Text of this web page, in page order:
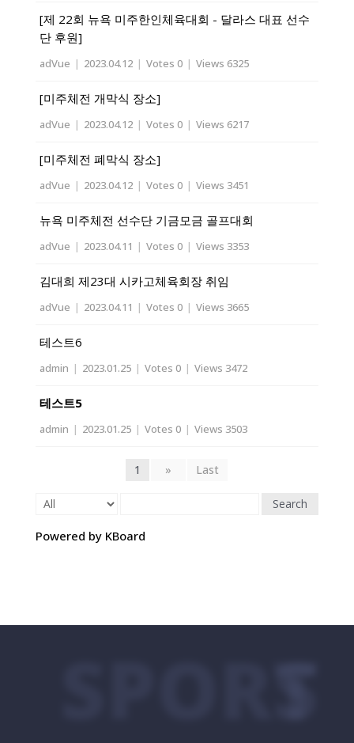
[제 22회 뉴욕 미주한인체육대회 - 달라스 대표 선수
단 후원]
adVue | 2023.04.12 | Votes 0 | Views 6325
[미주체전 개막식 장소]
adVue | 2023.04.12 | Votes 0 | Views 6217
[미주체전 폐막식 장소]
adVue | 2023.04.12 | Votes 0 | Views 3451
뉴욕 미주체전 선수단 기금모금 골프대회
adVue | 2023.04.11 | Votes 0 | Views 3353
김대희 제23대 시카고체육회장 취임
adVue | 2023.04.11 | Votes 0 | Views 3665
테스트6
admin | 2023.01.25 | Votes 0 | Views 3472
테스트5
admin | 2023.01.25 | Votes 0 | Views 3503
1 » Last
Search
Powered by KBoard
SPORTS